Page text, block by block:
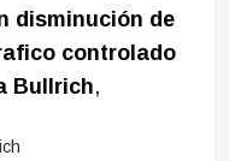
disminución de
controlado
Bullrich,